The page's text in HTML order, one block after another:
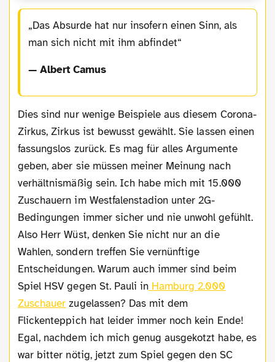
Das Absurde hat nur insofern einen Sinn, als
man sich nicht mit ihm abfindet
— Albert Camus
Dies sind nur wenige Beispiele aus diesem Corona-
Zirkus, Zirkus ist bewusst gewählt. Sie lassen einen
fassungslos zurück. Es mag für alles Argumente
geben, aber sie müssen meiner Meinung nach
verhältnismäßig sein. Ich habe mich mit 15.000
Zuschauern im Westfalenstadion unter 2G-
Bedingungen immer sicher und nie unwohl gefühlt.
Also Herr Wüst, denken Sie nicht nur an die
Wahlen, sondern treffen Sie vernünftige
Entscheidungen. Warum auch immer sind beim
Spiel HSV gegen St. Pauli in Hamburg 2.000
Zuschauer zugelassen? Das mit dem
Flickenteppich hat leider immer noch kein Ende!
Egal, nachdem ich mich genug ausgekotzt habe, es
war bitter nötig, jetzt zum Spiel gegen den SC